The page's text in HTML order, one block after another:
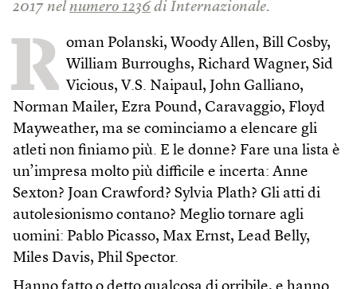
2017 nel numero 1236 di Internazionale.
R oman Polanski, Woody Allen, Bill Cosby,
William Burroughs, Richard Wagner, Sid
Vicious, V.S. Naipaul, John Galliano,
Norman Mailer, Ezra Pound, Caravaggio, Floyd
Mayweather, ma se cominciamo a elencare gli
atleti non finiamo più. E le donne? Fare una lista è
un’impresa molto più difficile e incerta: Anne
Sexton? Joan Crawford? Sylvia Plath? Gli atti di
autolesionismo contano? Meglio tornare agli
uomini: Pablo Picasso, Max Ernst, Lead Belly,
Miles Davis, Phil Spector.